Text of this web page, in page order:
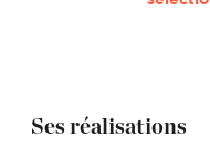
Ses réalisations